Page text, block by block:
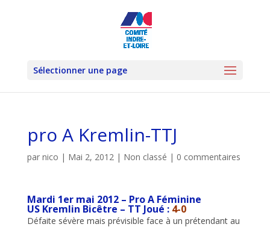
Sélectionner une page
pro A Kremlin-TTJ
par nico | Mai 2, 2012| Non classé | 0 commentaires
Mardi 1er mai 2012 – Pro A Féminine
US Kremlin Bicêtre – TT Joué : 4-0
Défaite sévère mais prévisible face à un prétendant au